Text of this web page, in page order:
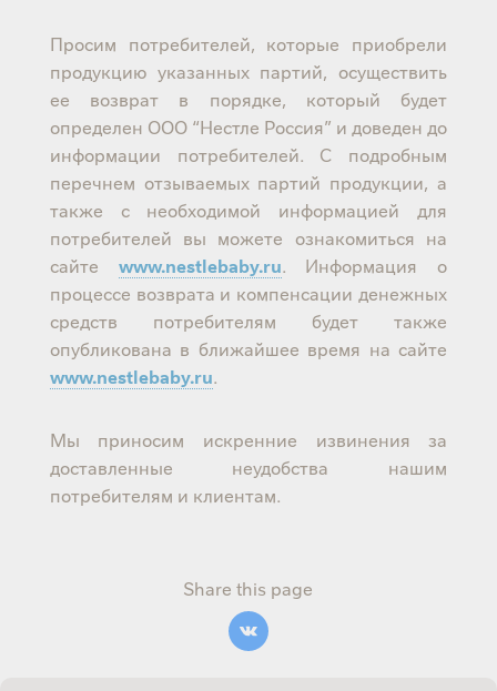
Просим потребителей, которые приобрели
продукцию указанных партий, осуществить
ее возврат в порядке, который будет
определен ООО “Нестле Россия” и доведен до
информации потребителей. С подробным
перечнем отзываемых партий продукции, а
также с необходимой информацией для
потребителей вы можете ознакомиться на
сайте www.nestlebaby.ru. Информация о
процессе возврата и компенсации денежных
средств потребителям будет также
опубликована в ближайшее время на сайте
www.nestlebaby.ru.
Мы приносим искренние извинения за
доставленные неудобства нашим
потребителям и клиентам.
Share this page